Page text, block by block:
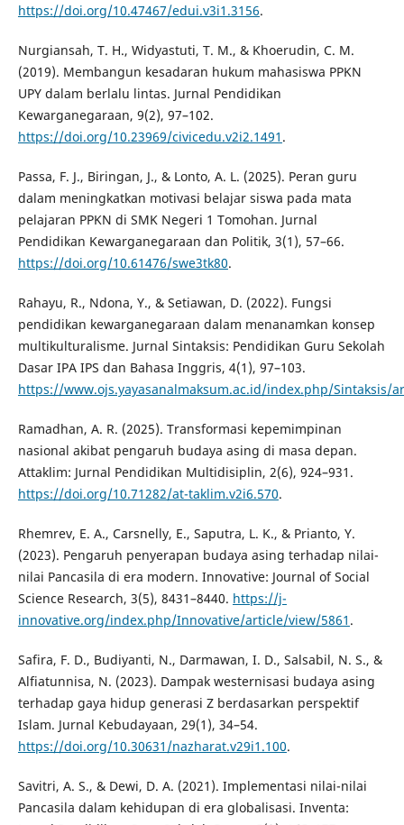
https://doi.org/10.47467/edui.v3i1.3156.
Nurgiansah, T. H., Widyastuti, T. M., & Khoerudin, C. M.
(2019). Membangun kesadaran hukum mahasiswa PPKN
UPY dalam berlalu lintas. Jurnal Pendidikan
Kewarganegaraan, 9(2), 97–102.
https://doi.org/10.23969/civicedu.v2i2.1491 .
Passa, F. J., Biringan, J., & Lonto, A. L. (2025). Peran guru
dalam meningkatkan motivasi belajar siswa pada mata
pelajaran PPKN di SMK Negeri 1 Tomohan. Jurnal
Pendidikan Kewarganegaraan dan Politik, 3(1), 57–66.
https://doi.org/10.61476/swe3tk80.
Rahayu, R., Ndona, Y., & Setiawan, D. (2022). Fungsi
pendidikan kewarganegaraan dalam menanamkan konsep
multikulturalisme. Jurnal Sintaksis: Pendidikan Guru Sekolah
Dasar IPA IPS dan Bahasa Inggris, 4(1), 97–103.
https://www.ojs.yayasanalmaksum.ac.id/index.php/Sintaksis/
Ramadhan, A. R. (2025). Transformasi kepemimpinan
nasional akibat pengaruh budaya asing di masa depan.
Attaklim: Jurnal Pendidikan Multidisiplin, 2(6), 924–931.
https://doi.org/10.71282/at-taklim.v2i6.570.
Rhemrev, E. A., Carsnelly, E., Saputra, L. K., & Prianto, Y.
(2023). Pengaruh penyerapan budaya asing terhadap nilai-
nilai Pancasila di era modern. Innovative: Journal of Social
Science Research, 3(5), 8431–8440. https://j-
innovative.org/index.php/Innovative/article/view/5861 .
Safira, F. D., Budiyanti, N., Darmawan, I. D., Salsabil, N. S., &
Alfiatunnisa, N. (2023). Dampak westernisasi budaya asing
terhadap gaya hidup generasi Z berdasarkan perspektif
Islam. Jurnal Kebudayaan, 29(1), 34–54.
https://doi.org/10.30631/nazharat.v29i1.100.
Savitri, A. S., & Dewi, D. A. (2021). Implementasi nilai-nilai
Pancasila dalam kehidupan di era globalisasi. Inventa: